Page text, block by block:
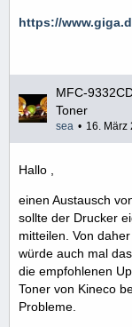
https://
MFC-
Toner
sea 16. März
Hallo ,
einen Austausch
sollte der Drucker
mitteilen. Von
würde auch mal
die empfohlenen
Toner von Kineco
Probleme.